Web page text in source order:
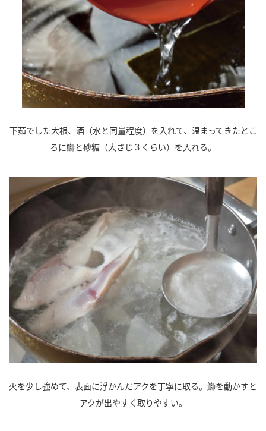
下茹でした大根、酒（水と同量程度）を入れて、温まってきたとこ
ろに鰤と砂糖（大さじ３くらい）を入れる。
火を少し強めて、表面に浮かんだアクを丁寧に取る。鰤を動かすと
アクが出やすく取りやすい。